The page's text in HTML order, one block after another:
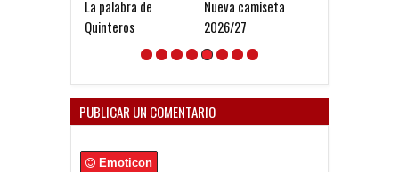
La palabra de
Quinteros
Nueva camiseta
2026/27
PUBLICAR UN COMENTARIO
Emoticon